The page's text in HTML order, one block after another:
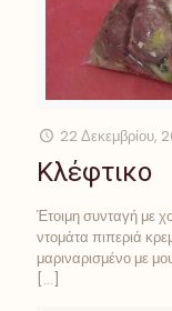
22 Δεκεμβρίου,
Κλέφτικο
Έτοιμη συνταγή με
ντομάτα πιπεριά
μαριναρισμένο με
[…]